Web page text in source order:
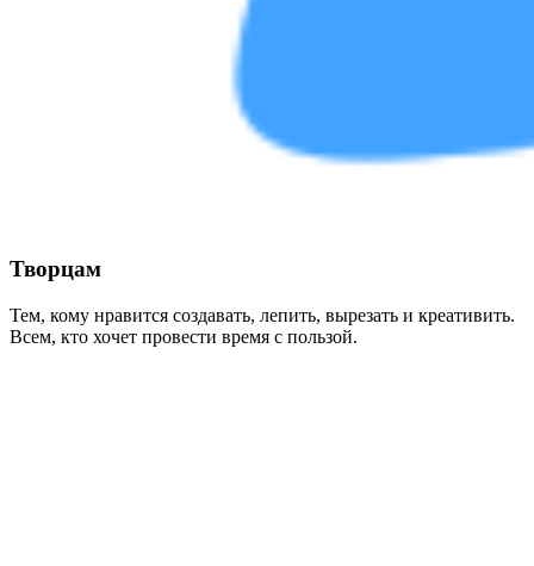
Творцам
Тем, кому нравится создавать, лепить, вырезать и креативить.
Всем, кто хочет провести время с пользой.